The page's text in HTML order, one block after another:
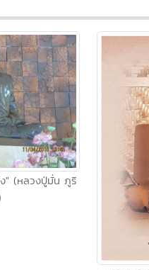
" (หลวงปู่มั่น ภูริ